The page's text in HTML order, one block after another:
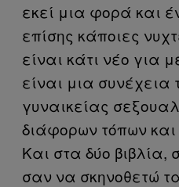
εκεί μια φορά και
επίσης κάποιες
είναι κάτι νέο για
είναι μια συνέχεια
γυναικείας
διάφορων τόπων και
Και στα δύο βιβλία,
σαν να σκηνοθετώ